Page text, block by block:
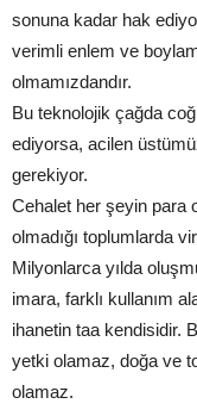
sonuna kadar hak
verimli enlem ve
olmamızdandır.
Bu teknolojik çağda
ediyorsa, acilen
gerekiyor.
Cehalet her şeyin para
olmadığı toplumlarda
Milyonlarca yılda
imara, farklı kullanım
ihanetin taa kendisidir.
yetki olamaz, doğa ve
olamaz.